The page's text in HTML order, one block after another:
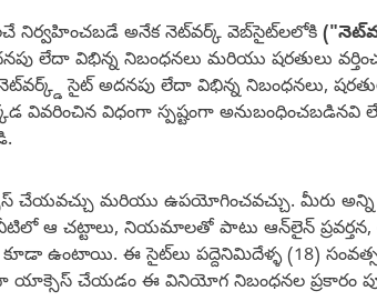
నిర్వహించబడే అనేక నెట్‌వర్క్ వెబ్‌సైట్‌లలోకి
లేదా విభిన్న నిబంధనలు మరియు షరతులు
సైట్ అదనపు లేదా విభిన్న నిబంధనలు,
వివరించిన విధంగా స్పష్టంగా
మరియు ఉపయోగించవచ్చు. మీరు అన్ని
ఆ చట్టాలు, నియమాలతో పాటు ఆన్‌లైన్ ప్రవర్తన,
ఉంటాయి. ఈ సైట్‌లు పద్దెనిమిదేళ్ళ (18)
యాక్సెస్ చేయడం ఈ వినియోగ నిబంధనల ప్రకారం